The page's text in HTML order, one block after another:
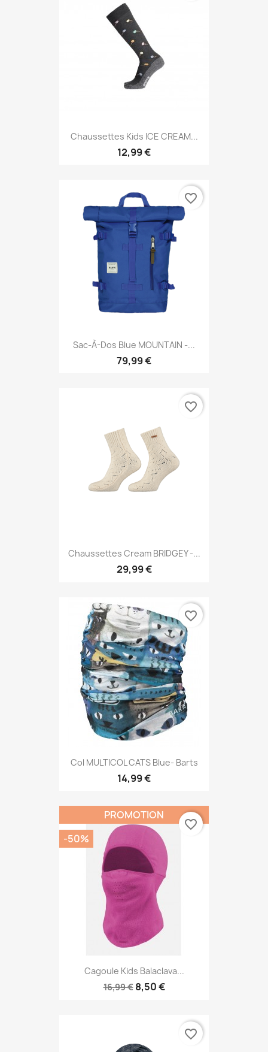
Chaussettes Kids ICE CREAM...
12,99 €
Sac-À-Dos Blue MOUNTAIN -...
79,99 €
favorite_border
Chaussettes Cream BRIDGEY -...
29,99 €
favorite_border
Col MULTICOL CATS Blue- Barts
14,99 €
favorite_border
Cagoule Kids Balaclava...
16,99 € 8,50 €
PROMOTION
-50%
favorite_border
favorite_border